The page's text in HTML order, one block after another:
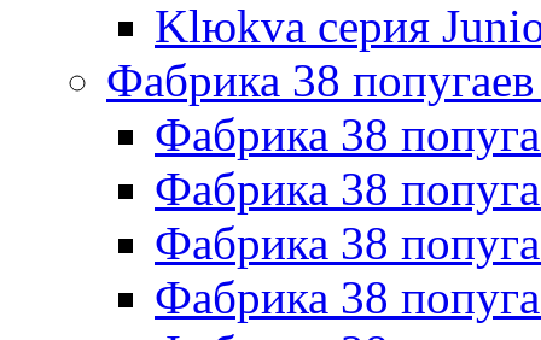
Klюkva серия
Фабрика 38
Фабрика 38
Фабрика 38
Фабрика 38
Фабрика 38